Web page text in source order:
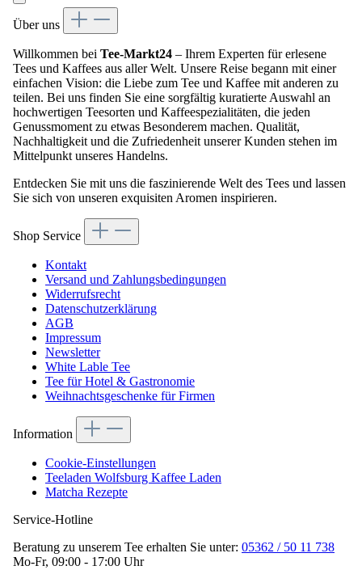
Über uns
Willkommen bei Tee-Markt24 – Ihrem Experten für erlesene
Tees und Kaffees aus aller Welt. Unsere Reise begann mit einer
einfachen Vision: die Liebe zum Tee und Kaffee mit anderen zu
teilen. Bei uns finden Sie eine sorgfältig kuratierte Auswahl an
hochwertigen Teesorten und Kaffeespezialitäten, die jeden
Genussmoment zu etwas Besonderem machen. Qualität,
Nachhaltigkeit und die Zufriedenheit unserer Kunden stehen im
Mittelpunkt unseres Handelns.
Entdecken Sie mit uns die faszinierende Welt des Tees und lassen
Sie sich von unseren exquisiten Aromen inspirieren.
Shop Service
Kontakt
Versand und Zahlungsbedingungen
Widerrufsrecht
Datenschutzerklärung
AGB
Impressum
Newsletter
White Lable Tee
Tee für Hotel & Gastronomie
Weihnachtsgeschenke für Firmen
Information
Cookie-Einstellungen
Teeladen Wolfsburg Kaffee Laden
Matcha Rezepte
Service-Hotline
Beratung zu unserem Tee erhalten Sie unter: 05362 / 50 11 738
Mo-Fr, 09:00 - 17:00 Uhr